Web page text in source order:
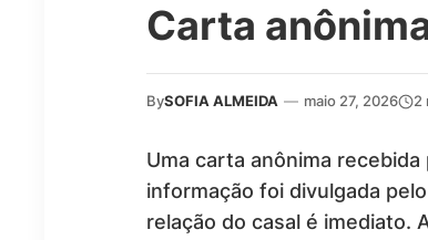
Carta
BySOFIA ALMEIDA — maio 27, 2026 2
Uma carta anônima
informação foi divulgada
relação do casal é imediato.